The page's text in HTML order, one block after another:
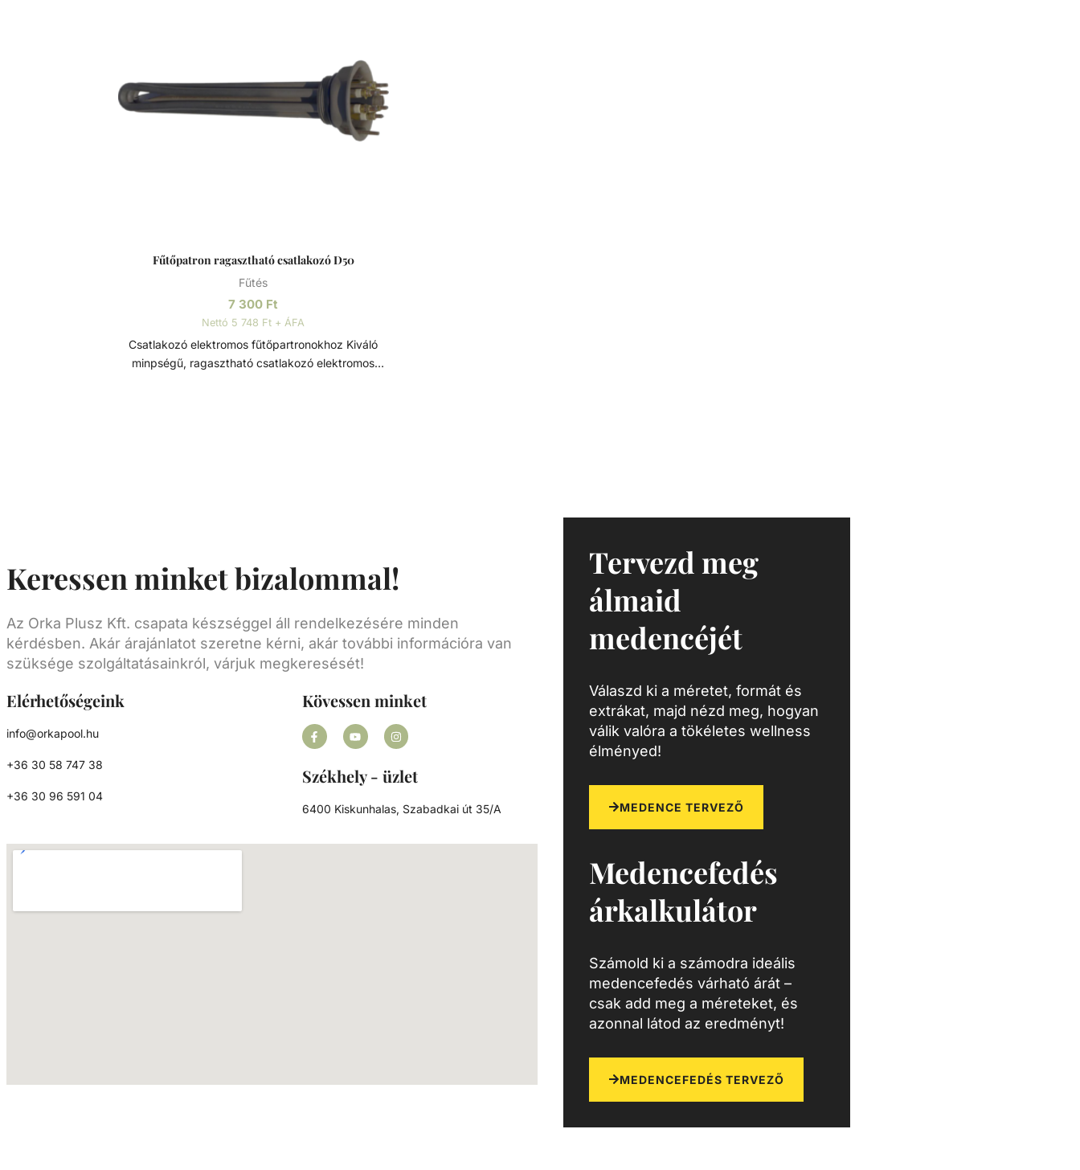
Fűtőpatron ragasztható csatlakozó D50
Fűtés
7 300 Ft
Nettó 5 748 Ft + ÁFA
Csatlakozó elektromos fűtőpartronokhoz Kiváló
minpségű, ragasztható csatlakozó elektromos
Keressen minket bizalommal!
Az Orka Plusz Kft. csapata készséggel áll rendelkezésére minden
kérdésben. Akár árajánlatot szeretne kérni, akár további információra van
szüksége szolgáltatásainkról, várjuk megkeresését!
Elérhetőségeink
info@orkapool.hu
+36 30 58 747 38
+36 30 96 591 04
Kövessen minket
Székhely - üzlet
6400 Kiskunhalas, Szabadkai út 35/A
Tervezd meg
álmaid
medencéjét
Válaszd ki a méretet, formát és
extrákat, majd nézd meg, hogyan
válik valóra a tökéletes wellness
élményed!
MEDENCE TERVEZŐ
Medencefedés
árkalkulátor
Számold ki a számodra ideális
medencefedés várható árát –
csak add meg a méreteket, és
azonnal látod az eredményt!
MEDENCEFEDÉS TERVEZŐ